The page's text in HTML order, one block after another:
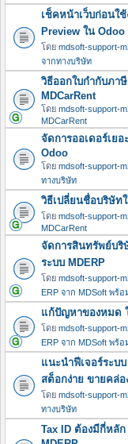
เช็คหน้าเว็บก่อนใ
Preview ใน Odoo
โดย mdsoft-support-
จากทางบริษัท
วิธีออกใบกำกับภา
MDCarRent
โดย mdsoft-support-
MDCarRent
จัดการออเดอร์เย
Odoo
โดย mdsoft-support-
ทางบริษัท
วิธีเปลี่ยนชื่อบริษัท
โดย mdsoft-support-
MDCarRent
จัดการสินทรัพย์บริ
ระบบ MDERP
โดย mdsoft-support-
ERP จาก MDSoft พร้
แก้ปัญหาของหมด
โดย mdsoft-support-
ERP จาก MDSoft พร้
แนะนำฟีเจอร์ระบ
สต็อกง่าย ขายคล่อ
โดย mdsoft-support-
ทางบริษัท
Tax ID ต้องมีกี่หลัก